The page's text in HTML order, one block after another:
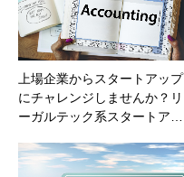
上場企業からスタートアップ
にチャレンジしませんか？リ
ーガルテック系スタートア…